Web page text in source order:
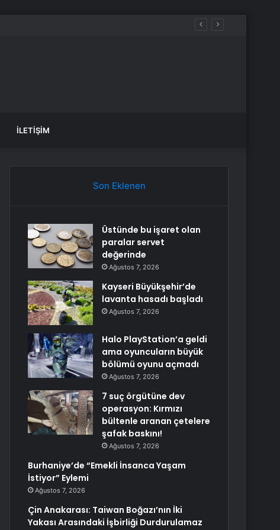
İLETIŞIM
Son Eklenen
Üstünde bu işaret olan
paralar servet
değerinde
Ağustos 7, 2026
Kayseri Büyükşehir’de
lavanta hasadı başladı
Ağustos 7, 2026
Halo PlayStation’a geldi
ama oyuncuların büyük
bölümü oyunu açmadı
Ağustos 7, 2026
7 suç örgütüne dev
operasyon: Kırmızı
bültenle aranan çetelere
şafak baskını!
Ağustos 7, 2026
Burhaniye’de “Emekli İnsanca Yaşam
İstiyor” Eylemi
Ağustos 7, 2026
Çin Anakarası: Taiwan Boğazı’nın İki
Yakası Arasındaki İşbirliği Durdurulamaz